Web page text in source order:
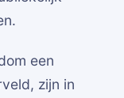
een
zijn in